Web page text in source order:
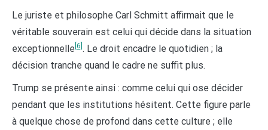
Le juriste et philosophe Carl Schmitt affirmait que le
véritable souverain est celui qui décide dans la situation
exceptionnelle [6] . Le droit encadre le quotidien ; la
décision tranche quand le cadre ne suffit plus.
Trump se présente ainsi : comme celui qui ose décider
pendant que les institutions hésitent. Cette figure parle
à quelque chose de profond dans cette culture ; elle